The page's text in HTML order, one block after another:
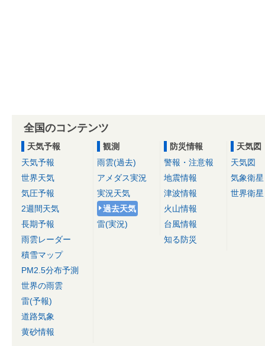
全国のコンテンツ
天気予報
天気予報
世界天気
気圧予報
2週間天気
長期予報
雨雲レーダー
積雪マップ
PM2.5分布予測
世界の雨雲
雷(予報)
道路気象
黄砂情報
観測
雨雲(過去)
アメダス実況
実況天気
過去天気
雷(実況)
防災情報
警報・注意報
地震情報
津波情報
火山情報
台風情報
知る防災
天気図
天気図
気象衛星
世界衛星